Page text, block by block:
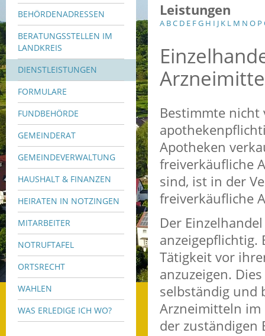
BEHÖRDENADRESSEN
BERATUNGSSTELLEN IM
LANDKREIS
DIENSTLEISTUNGEN
FORMULARE
FUNDBEHÖRDE
GEMEINDERAT
GEMEINDEVERWALTUNG
HAUSHALT & FINANZEN
HEIRATEN IN NOTZINGEN
MITARBEITER
NOTRUFTAFEL
ORTSRECHT
WAHLEN
WAS ERLEDIGE ICH WO?
Leistungen
A BC D E FG H I J K L M N O P
Bestimmte
Apotheken
freiverkäufliche
sind, ist in der
freiverkäufliche
Der
anzeigepflichtig.
Tätigkeit vor
anzuzeigen.
selbständig und
Arzneimitteln im
der zuständigen